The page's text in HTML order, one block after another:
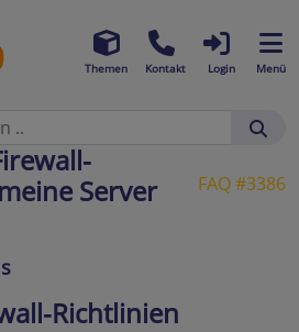
Themen Kontakt Login Menü
FAQ #3386
Server
Richtlinien